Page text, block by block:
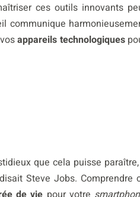
ces outils innovants
communique
appareils technologiques
que cela puisse
Steve Jobs. Comprendre